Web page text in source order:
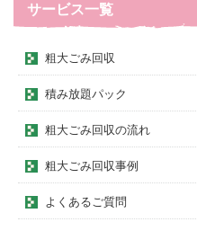
サービス一覧
粗大ごみ回収
積み放題パック
粗大ごみ回収の流れ
粗大ごみ回収事例
よくあるご質問